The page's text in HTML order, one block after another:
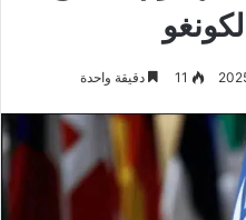
11 دقيقة واحدة